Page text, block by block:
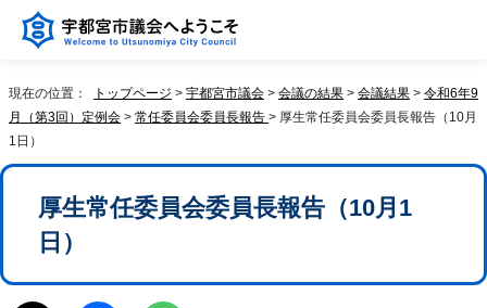
現在の位置： トップページ > 宇都宮市議会 > 会議の結果 > 会議結果 > 令和6年9
月（第3回）定例会 > 常任委員会委員長報告 > 厚生常任委員会委員長報告（10月
1日）
厚生常任委員会委員長報告（10月1
日）